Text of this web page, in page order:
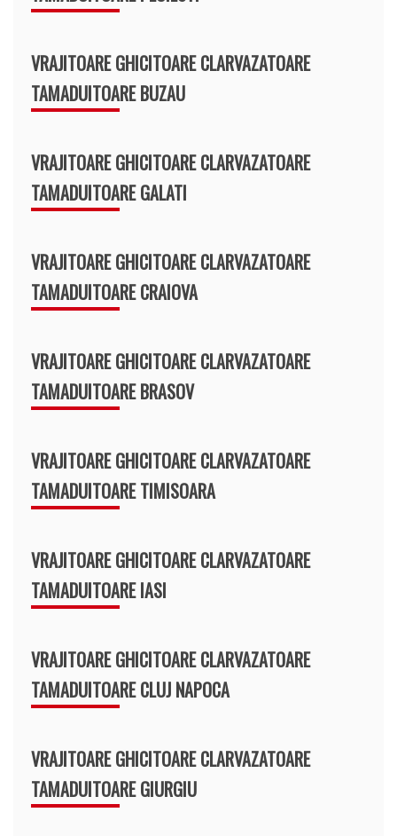
VRAJITOARE GHICITOARE CLARVAZATOARE
TAMADUITOARE BUZAU
VRAJITOARE GHICITOARE CLARVAZATOARE
TAMADUITOARE GALATI
VRAJITOARE GHICITOARE CLARVAZATOARE
TAMADUITOARE CRAIOVA
VRAJITOARE GHICITOARE CLARVAZATOARE
TAMADUITOARE BRASOV
VRAJITOARE GHICITOARE CLARVAZATOARE
TAMADUITOARE TIMISOARA
VRAJITOARE GHICITOARE CLARVAZATOARE
TAMADUITOARE IASI
VRAJITOARE GHICITOARE CLARVAZATOARE
TAMADUITOARE CLUJ NAPOCA
VRAJITOARE GHICITOARE CLARVAZATOARE
TAMADUITOARE GIURGIU